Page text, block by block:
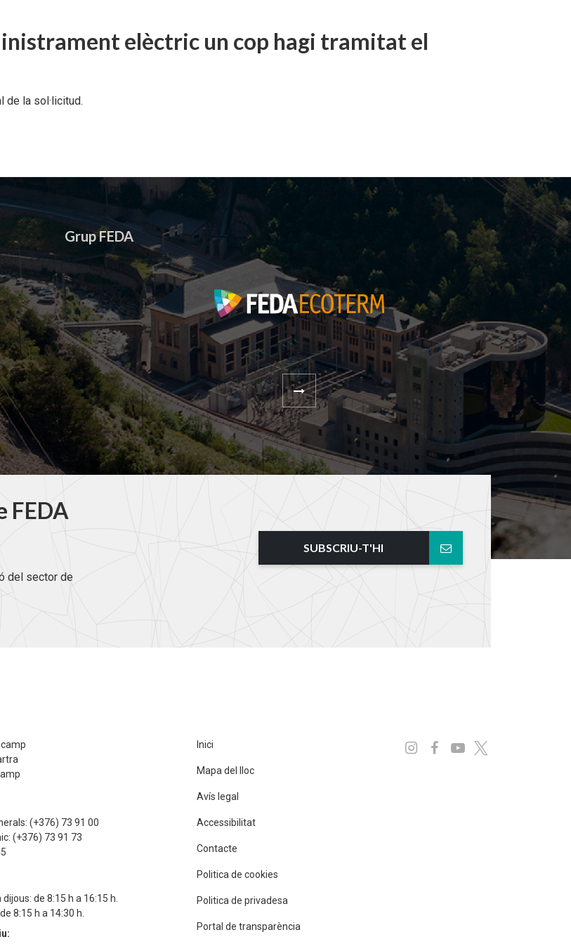
elèctric un cop hagi tramitat el
de la sol·licitud.
Grup FEDA
FEDA
del sector de
SUBSCRIU-T'HI
(+376) 73 91 00
(+376) 73 91 73
dijous: de 8:15 h a 16:15 h.
8:15 h a 14:30 h.
Inici
Mapa del lloc
Avís legal
Accessibilitat
Contacte
Politica de cookies
Politica de privadesa
Portal de transparència
Instagram
Facebook
Youtube